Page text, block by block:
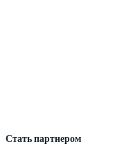
Стать партнером